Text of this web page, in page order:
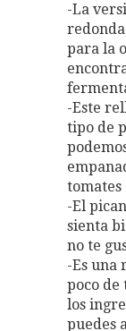
-La
para la
-Este
tipo de
tomates
-El
sienta
no te
-Es una
poco de
los
puedes